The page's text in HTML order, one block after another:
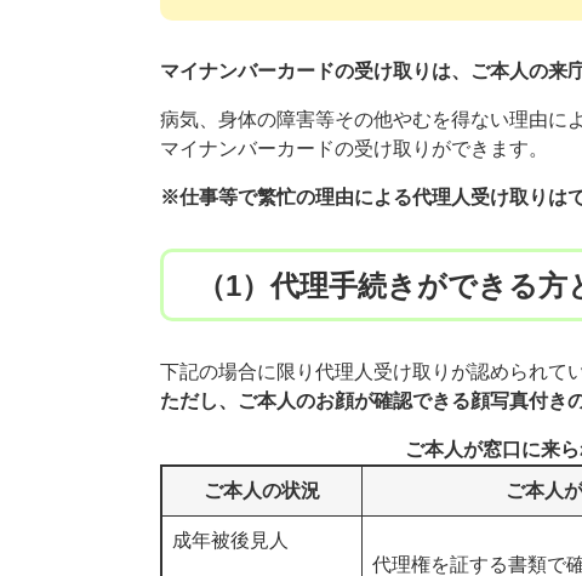
マイナンバーカードの受け取りは、ご本人の来
病気、身体の障害等その他やむを得ない理由に
マイナンバーカードの受け取りができます。
※仕事等で繁忙の理由による代理人受け取りは
（1）代理手続きができる
下記の場合に限り代理人受け取りが認められて
ただし、ご本人のお顔が確認できる顔写真付き
ご本人が窓口に来
ご本人の状況
ご本人
成年被後見人
代理権を証する書類で